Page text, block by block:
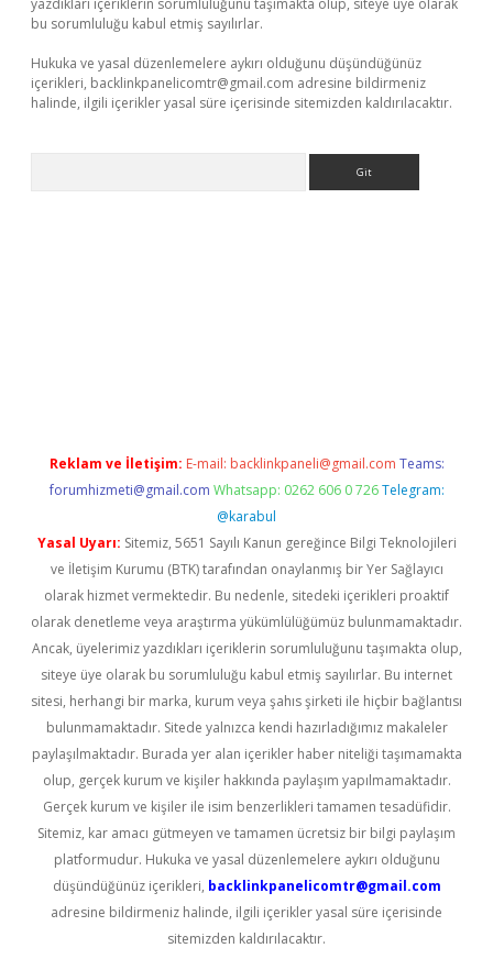
yazdıkları içeriklerin sorumluluğunu taşımakta olup, siteye üye olarak
bu sorumluluğu kabul etmiş sayılırlar.
Hukuka ve yasal düzenlemelere aykırı olduğunu düşündüğünüz
içerikleri, backlinkpanelicomtr@gmail.com adresine bildirmeniz
halinde, ilgili içerikler yasal süre içerisinde sitemizden kaldırılacaktır.
Reklam ve İletişim: E-mail: backlinkpaneli@gmail.com Teams:
forumhizmeti@gmail.com Whatsapp: 0262 606 0 726 Telegram:
@karabul
Yasal Uyarı: Sitemiz, 5651 Sayılı Kanun gereğince Bilgi Teknolojileri
ve İletişim Kurumu (BTK) tarafından onaylanmış bir Yer Sağlayıcı
olarak hizmet vermektedir. Bu nedenle, sitedeki içerikleri proaktif
olarak denetleme veya araştırma yükümlülüğümüz bulunmamaktadır.
Ancak, üyelerimiz yazdıkları içeriklerin sorumluluğunu taşımakta olup,
siteye üye olarak bu sorumluluğu kabul etmiş sayılırlar. Bu internet
sitesi, herhangi bir marka, kurum veya şahıs şirketi ile hiçbir bağlantısı
bulunmamaktadır. Sitede yalnızca kendi hazırladığımız makaleler
paylaşılmaktadır. Burada yer alan içerikler haber niteliği taşımamakta
olup, gerçek kurum ve kişiler hakkında paylaşım yapılmamaktadır.
Gerçek kurum ve kişiler ile isim benzerlikleri tamamen tesadüfidir.
Sitemiz, kar amacı gütmeyen ve tamamen ücretsiz bir bilgi paylaşım
platformudur. Hukuka ve yasal düzenlemelere aykırı olduğunu
düşündüğünüz içerikleri, backlinkpanelicomtr@gmail.com
adresine bildirmeniz halinde, ilgili içerikler yasal süre içerisinde
sitemizden kaldırılacaktır.